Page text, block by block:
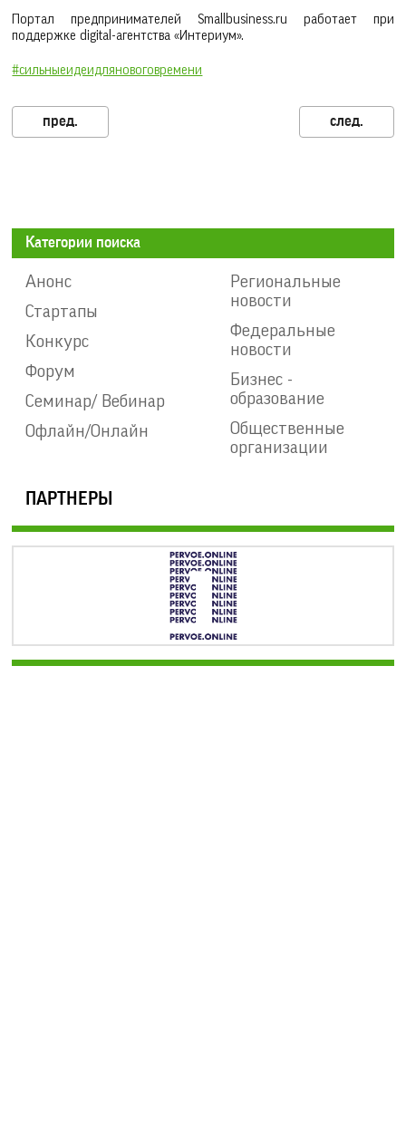
Портал предпринимателей Smallbusiness.ru работает при
поддержке digital-агентства «Интериум».
#сильныеидеидляновоговремени
Категории поиска
Анонс
Стартапы
Конкурс
Форум
Семинар/ Вебинар
Офлайн/Онлайн
Региональные
новости
Федеральные
новости
Бизнес -
образование
Общественные
организации
ПАРТНЕРЫ